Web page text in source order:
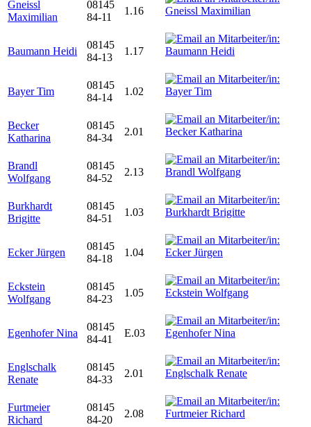
Gneissl
Maximilian
08145
84-11
1.16
Baumann Heidi
08145
84-13
1.17
Bayer Tim
08145
84-14
1.02
Becker
Katharina
08145
84-34
2.01
Brandl
Wolfgang
08145
84-52
2.13
Burkhardt
Brigitte
08145
84-51
1.03
Ecker Jürgen
08145
84-18
1.04
Eckstein
Wolfgang
08145
84-23
1.05
Egenhofer Nina
08145
84-41
E.03
Englschalk
Renate
08145
84-33
2.01
Furtmeier
Richard
08145
84-20
2.08